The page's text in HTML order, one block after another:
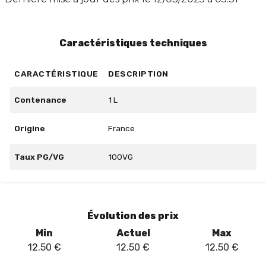
aujourd'hui !
Caractéristiques techniques
CARACTÉRISTIQUE DESCRIPTION
Contenance 1 L
Origine France
Taux PG/VG 100VG
Évolution des prix
Min
12.50 €
Actuel
12.50 €
Max
12.50 €